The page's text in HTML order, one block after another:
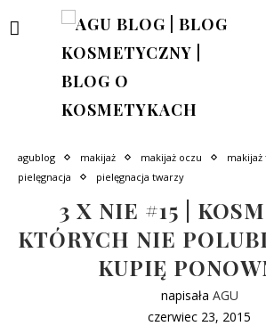
agublog makijaż makijaż oczu
pielęgnacja
pielęgnacja twarzy
3 X NIE #15 |
KTÓRYCH NIE
KUPIĘ
napisała AGU
czerwiec 23, 2015